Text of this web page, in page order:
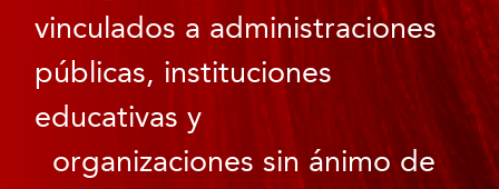
vinculados a administraciones
públicas, instituciones
educativas y
organizaciones sin ánimo de